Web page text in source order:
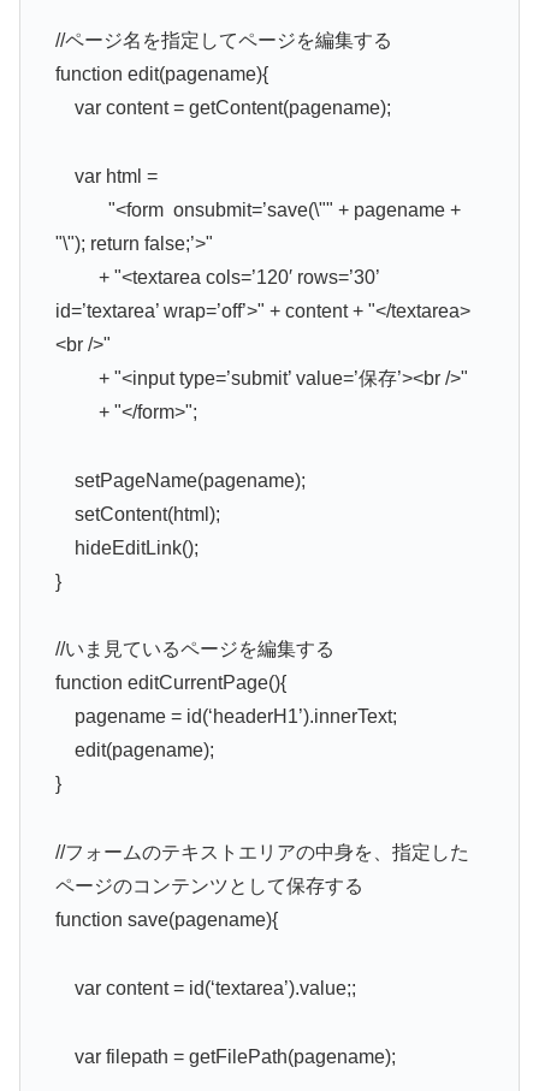
//ページ名を指定してページを編集する
function edit(pagename){
var content = getContent(pagename);
var html =
"<form onsubmit=’save(\"" + pagename +
"\"); return false;’>"
+ "<textarea cols=’120′ rows=’30’
id=’textarea’ wrap=’off’>" + content + "</textarea>
<br />"
+ "<input type=’submit’ value=’保存’><br />"
+ "</form>";
setPageName(pagename);
setContent(html);
hideEditLink();
}
//いま見ているページを編集する
function editCurrentPage(){
pagename = id(‘headerH1’).innerText;
edit(pagename);
}
//フォームのテキストエリアの中身を、指定した
ページのコンテンツとして保存する
function save(pagename){
var content = id(‘textarea’).value;;
var filepath = getFilePath(pagename);